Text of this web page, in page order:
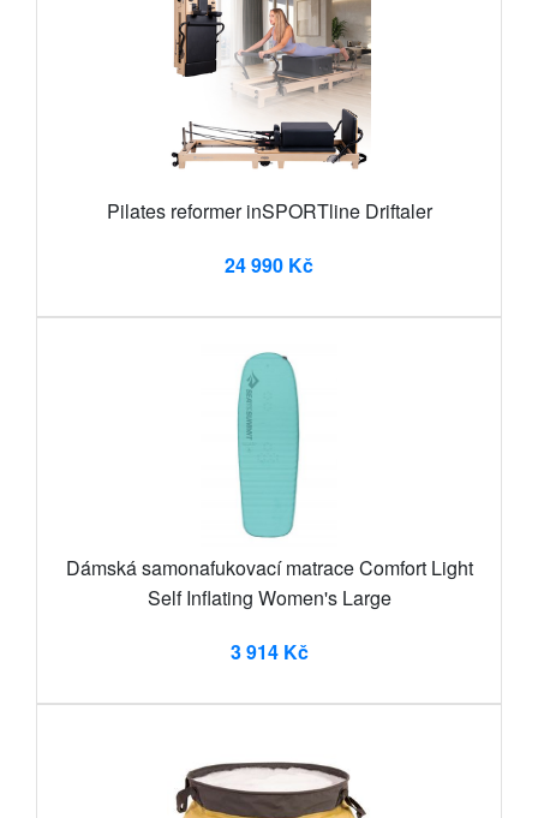
Pilates reformer inSPORTline Driftaler
24 990 Kč
Dámská samonafukovací matrace Comfort Light
Self Inflating Women's Large
3 914 Kč